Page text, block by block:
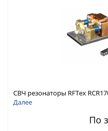
СВЧ резонаторы RFTex
Далее
По